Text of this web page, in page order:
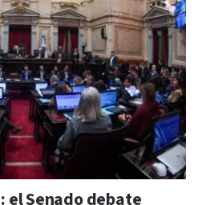
el Senado debate